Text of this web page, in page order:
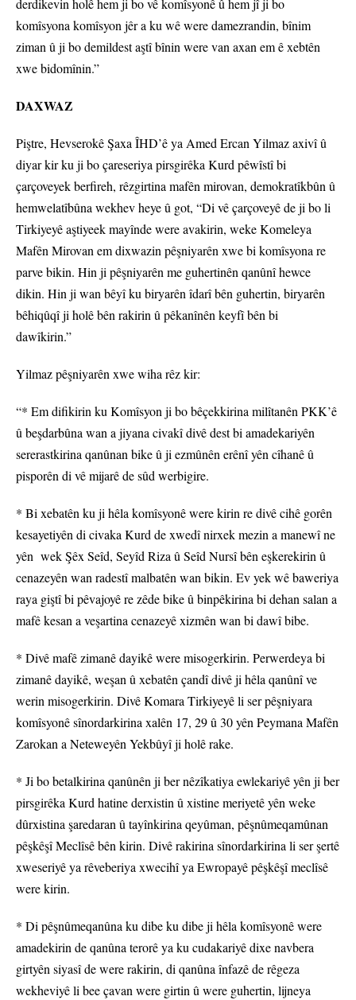
derdikevin holê hem ji bo vê komîsyonê û hem jî ji bo
komîsyona komîsyon jêr a ku wê were damezrandin, bînim
ziman û ji bo demildest aştî bînin were van axan em ê xebtên
xwe bidomînin.”
DAXWAZ
Piştre, Hevserokê Şaxa ÎHD’ê ya Amed Ercan Yilmaz axivî û
diyar kir ku ji bo çareseriya pirsgirêka Kurd pêwîstî bi
çarçoveyek berfireh, rêzgirtina mafên mirovan, demokratîkbûn û
hemwelatîbûna wekhev heye û got, “Di vê çarçoveyê de ji bo li
Tirkiyeyê aştiyeek mayînde were avakirin, weke Komeleya
Mafên Mirovan em dixwazin pêşniyarên xwe bi komîsyona re
parve bikin. Hin ji pêşniyarên me guhertinên qanûnî hewce
dikin. Hin ji wan bêyî ku biryarên îdarî bên guhertin, biryarên
bêhiqûqî ji holê bên rakirin û pêkanînên keyfî bên bi
dawîkirin.”
Yilmaz pêşniyarên xwe wiha rêz kir:
“* Em difikirin ku Komîsyon ji bo bêçekkirina milîtanên PKK’ê
û beşdarbûna wan a jiyana civakî divê dest bi amadekariyên
sererastkirina qanûnan bike û ji ezmûnên erênî yên cîhanê û
pisporên di vê mijarê de sûd werbigire.
* Bi xebatên ku ji hêla komîsyonê were kirin re divê cihê gorên
kesayetiyên di civaka Kurd de xwedî nirxek mezin a manewî ne
yên wek Şêx Seîd, Seyîd Riza û Seîd Nursî bên eşkerekirin û
cenazeyên wan radestî malbatên wan bikin. Ev yek wê baweriya
raya giştî bi pêvajoyê re zêde bike û binpêkirina bi dehan salan a
mafê kesan a veşartina cenazeyê xizmên wan bi dawî bibe.
* Divê mafê zimanê dayikê were misogerkirin. Perwerdeya bi
zimanê dayikê, weşan û xebatên çandî divê ji hêla qanûnî ve
werin misogerkirin. Divê Komara Tirkiyeyê li ser pêşniyara
komîsyonê sînordarkirina xalên 17, 29 û 30 yên Peymana Mafên
Zarokan a Neteweyên Yekbûyî ji holê rake.
* Ji bo betalkirina qanûnên ji ber nêzîkatiya ewlekariyê yên ji ber
pirsgirêka Kurd hatine derxistin û xistine meriyetê yên weke
dûrxistina şaredaran û tayînkirina qeyûman, pêşnûmeqamûnan
pêşkêşî Meclîsê bên kirin. Divê rakirina sînordarkirina li ser şertê
xweseriyê ya rêveberiya xwecihî ya Ewropayê pêşkêşî meclîsê
were kirin.
* Di pêşnûmeqanûna ku dibe ku dibe ji hêla komîsyonê were
amadekirin de qanûna terorê ya ku cudakariyê dixe navbera
girtyên siyasî de were rakirin, di qanûna înfazê de rêgeza
wekheviyê li bee çavan were girtin û were guhertin, lijneya